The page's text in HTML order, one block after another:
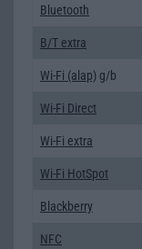
Bluetooth
B/T extra
Wi-Fi (alap) g/b
Wi-Fi Direct
Wi-Fi extra
Wi-Fi HotSpot
Blackberry
NFC